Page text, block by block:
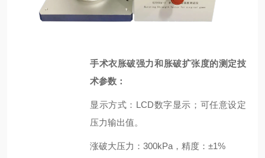
手术衣胀破强力和胀破扩张度的测定技
术参数：
显示方式：LCD数字显示；可任意设定
压力输出值。
涨破大压力：300kPa，精度：±1%